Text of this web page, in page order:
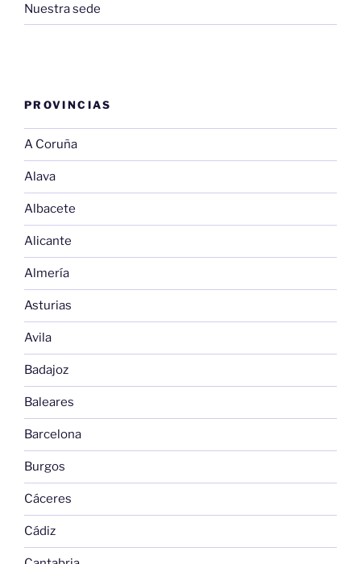
Nuestra sede
PROVINCIAS
A Coruña
Alava
Albacete
Alicante
Almería
Asturias
Avila
Badajoz
Baleares
Barcelona
Burgos
Cáceres
Cádiz